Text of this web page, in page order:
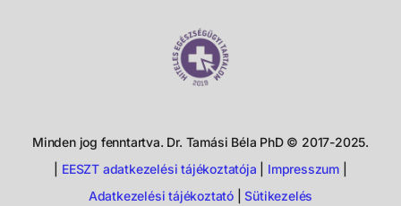
Minden jog fenntartva. Dr. Tamási Béla PhD © 2017-2025.
EESZT adatkezelési tájékoztatója Impresszum
Adatkezelési tájékoztató|Sütikezelés